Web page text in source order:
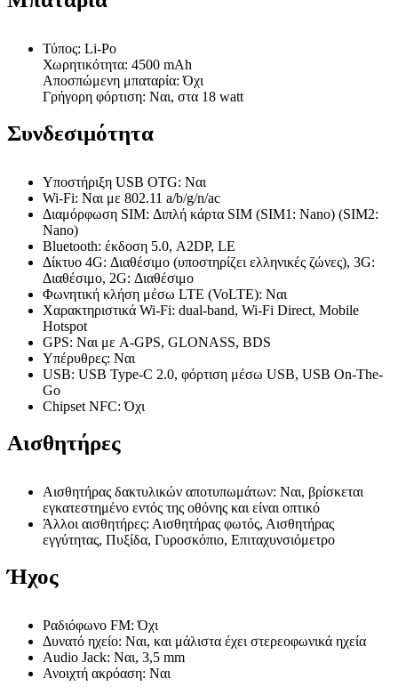
Τύπος: Li-Po
Χωρητικότητα: 4500 mAh
Αποσπώμενη μπαταρία: Όχι
Γρήγορη φόρτιση: Ναι, στα 18 watt
Συνδεσιμότητα
Υποστήριξη USB OTG: Ναι
Wi-Fi: Ναι με 802.11 а/b/g/n/ac
Διαμόρφωση SIM: Διπλή κάρτα SIM (SIM1: Nano) (SIM2:
Nano)
Bluetooth: έκδοση 5.0, A2DP, LE
Δίκτυο 4G: Διαθέσιμο (υποστηρίζει ελληνικές ζώνες), 3G:
Διαθέσιμο, 2G: Διαθέσιμο
Φωνητική κλήση μέσω LTE (VoLTE): Ναι
Χαρακτηριστικά Wi-Fi: dual-band, Wi-Fi Direct, Mobile
Hotspot
GPS: Ναι με A-GPS, GLONASS, BDS
Υπέρυθρες: Ναι
USB: USB Type-C 2.0, φόρτιση μέσω USB, USB On-The-
Go
Chipset NFC: Όχι
Αισθητήρες
Αισθητήρας δακτυλικών αποτυπωμάτων: Ναι, βρίσκεται
εγκατεστημένο εντός της οθόνης και είναι οπτικό
Άλλοι αισθητήρες: Αισθητήρας φωτός, Αισθητήρας
εγγύτητας, Πυξίδα, Γυροσκόπιο, Επιταχυνσιόμετρο
Ήχος
Ραδιόφωνο FM: Όχι
Δυνατό ηχείο: Ναι, και μάλιστα έχει στερεοφωνικά ηχεία
Audio Jack: Ναι, 3,5 mm
Ανοιχτή ακρόαση: Ναι